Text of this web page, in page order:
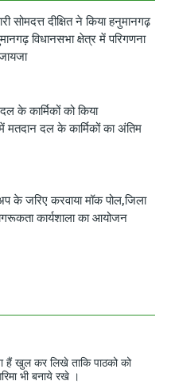
सोमदत्त दीक्षित ने किया हनुमानगढ़
विधानसभा क्षेत्र में परिगणना
के कार्मिकों को किया
में मतदान दल के कार्मिकों का अंतिम
के जरिए करवाया मॉक पोल,जिला
कार्यशाला का आयोजन
हैं खुल कर लिखे ताकि पाठको को
भी बनाये रखे ।